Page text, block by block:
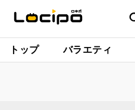
トップ バラエティ